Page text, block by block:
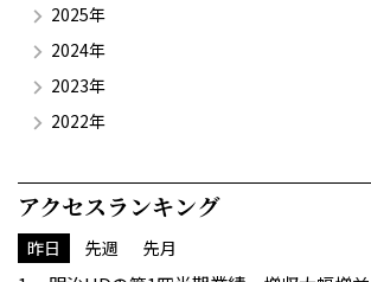
2025年
2024年
2023年
2022年
アクセスランキング
昨日 先週 先月